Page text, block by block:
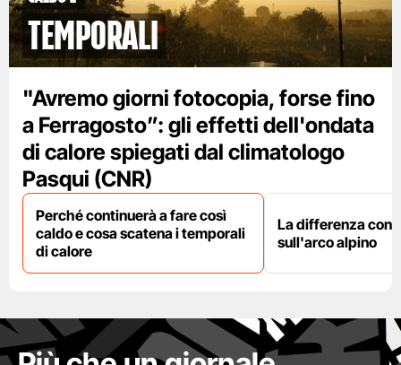
temporali
"Avremo giorni fotocopia, forse fino
a Ferragosto”: gli effetti dell'ondata
di calore spiegati dal climatologo
Pasqui (CNR)
Perché continuerà a fare così
caldo e cosa scatena i temporali
di calore
La differenza con
sull'arco alpino